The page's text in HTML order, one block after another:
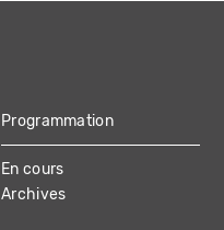
Programmation
En cours
Archives